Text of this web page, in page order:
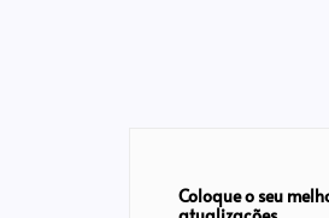
Coloque o seu